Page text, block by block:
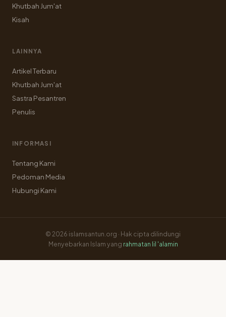
Khutbah Jum'at
Kisah
LAINNYA
Artikel Terbaru
Khutbah Jum'at
Sastra Pesantren
Penulis
INFORMASI
Tentang Kami
Pedoman Media
Hubungi Kami
© 2026 islamsantun.org · Hak cipta dilindungi
Menyebarkan Islam yang rahmatan lil 'alamin